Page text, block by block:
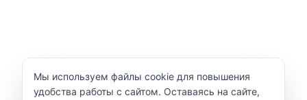
Уведомление об использовании cookie
Мы используем файлы cookie для повышения
удобства работы с сайтом. Оставаясь на сайте,